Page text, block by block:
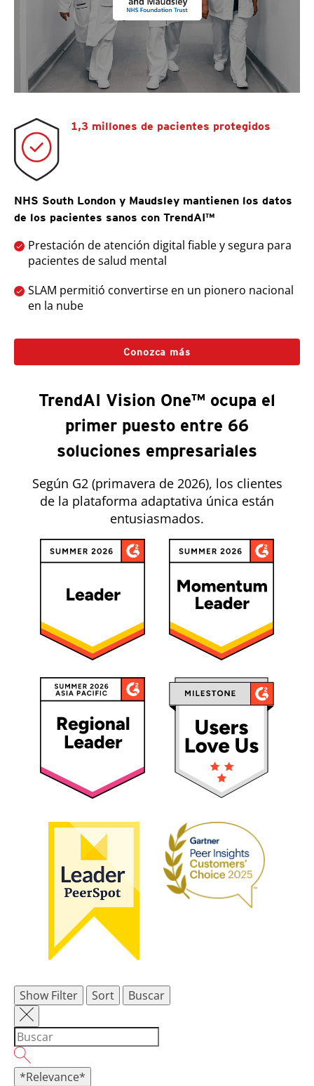
1,3 millones de pacientes protegidos
NHS South London y Maudsley mantienen los datos
de los pacientes sanos con TrendAI™
Prestación de atención digital fiable y segura para
pacientes de salud mental
SLAM permitió convertirse en un pionero nacional
en la nube
Conozca más
TrendAI Vision One™ ocupa el
primer puesto entre 66
soluciones empresariales
Según G2 (primavera de 2026), los clientes
de la plataforma adaptativa única están
entusiasmados.
Show Filter Sort Buscar
*Relevance*